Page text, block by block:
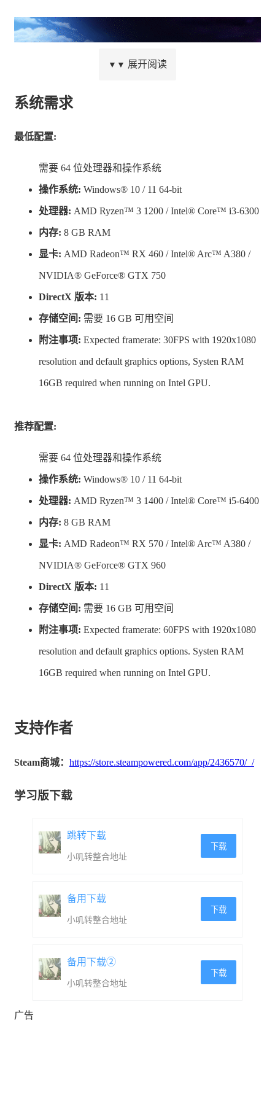
■在初代《勇者斗恶龙 创世小玩家》
的基础上新增了便利的创造物品功
能！
只需点一下鼠标即可将方块放置到远处，或轻松摧
毁方块和道具！
“Undo（复原）”！
加入于《勇者斗恶龙创世小玩家2 破坏神席德与空
荡岛》中登场的便利功能“爆炸锤”，可以一口气破
坏一定范围内的物品！
可以自由创造建筑物的“不为人知之岛”大幅进化，
收录居民小型雕像和怪物小型雕像等道具，还能享
使用建筑卡即可向其他玩家展示自己的建筑物，或
在自己的岛上重现其他玩家的建筑物！
加DLC！
毯”、“头目怪物组”、“行星仪”和“点阵戒指”，可以于能自
▼▼ 展开阅读
系统需求
最低配置:
需要 64 位处理器和操作系统
操作系统: Windows® 10 / 11 64-bit
处理器: AMD Ryzen™ 3 1200 / Intel® Core™ i3-6300
内存: 8 GB RAM
显卡: AMD Radeon™ RX 460 / Intel® Arc™ A380 /
NVIDIA® GeForce® GTX 750
DirectX 版本: 11
存储空间: 需要 16 GB 可用空间
附注事项: Expected framerate: 30FPS with 1920x1080
resolution and default graphics options, Systen RAM
16GB required when running on Intel GPU.
推荐配置:
需要 64 位处理器和操作系统
操作系统: Windows® 10 / 11 64-bit
处理器: AMD Ryzen™ 3 1400 / Intel® Core™ i5-6400
内存: 8 GB RAM
显卡: AMD Radeon™ RX 570 / Intel® Arc™ A380 /
NVIDIA® GeForce® GTX 960
DirectX 版本: 11
存储空间: 需要 16 GB 可用空间
附注事项: Expected framerate: 60FPS with 1920x1080
resolution and default graphics options. Systen RAM
16GB required when running on Intel GPU.
支持作者
Steam商城： https://store.steampowered.com/app/2436570/_/
学习版下载
跳转下载
小叽转整合地址
下载
备用下载
小叽转整合地址
下载
备用下载②
小叽转整合地址
下载
广告